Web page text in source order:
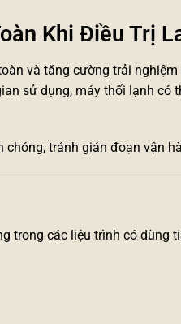
Khi Điều Trị
và tăng cường trải
sử dụng, máy thổi lạnh
tránh gián đoạn vận
các liệu trình có dùng